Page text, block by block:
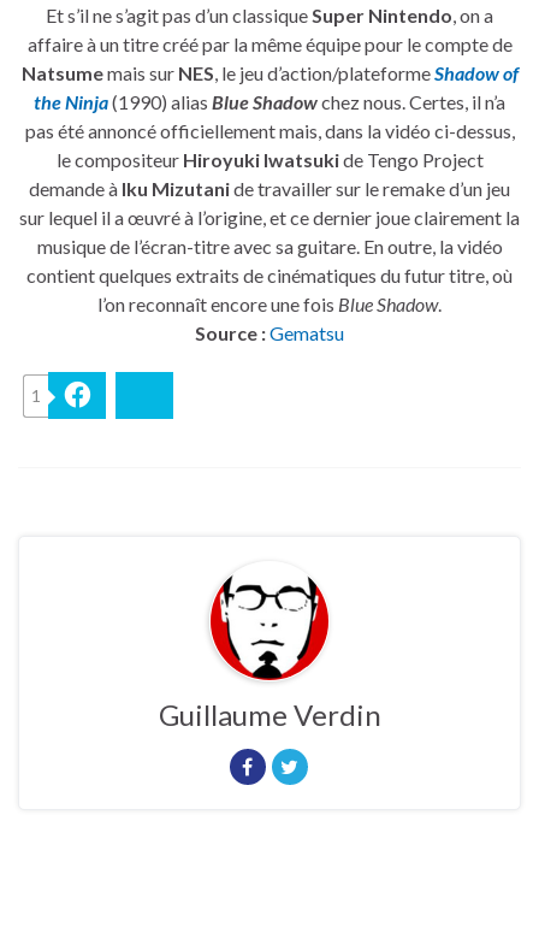
Et s’il ne s’agit pas d’un classiqueSuper Nintendo, on a
affaire à un titre créé par la même équipe pour le compte de
Natsumemais sur NES, le jeu d’action/plateformeShadow of
the Ninja(1990) alias Blue Shadowchez nous. Certes, il n’a
pas été annoncé officiellement mais, dans la vidéo ci-dessus,
le compositeur Hiroyuki Iwatsukide Tengo Project
demande à Iku Mizutanide travailler sur le remake d’un jeu
sur lequel il a œuvré à l’origine, et ce dernier joue clairement la
musique de l’écran-titre avec sa guitare. En outre, la vidéo
contient quelques extraits de cinématiques du futur titre, où
l’on reconnaît encore une fois Blue Shadow.
Source :Gematsu
1
Guillaume Verdin